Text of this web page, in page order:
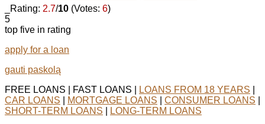
_Rating: 2.7/10 (Votes: 6)
5
top five in rating
apply for a loan
gauti paskolą
FREE LOANS | FAST LOANS |
LOANS FROM 18 YEARS
CAR LOANS
MORTGAGE LOANS CONSUMER LOANS
SHORT-TERM LOANS
LONG-TERM LOANS